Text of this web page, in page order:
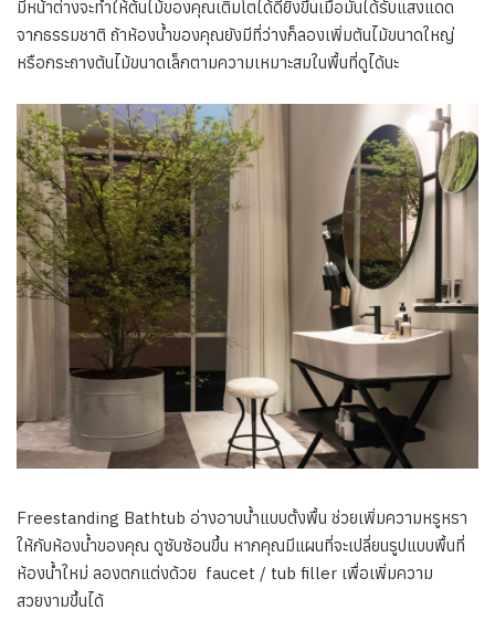
มีหน้าต่างจะทำให้ต้นไม้ของคุณเติมโตได้ดียิ่งขึ้นเมื่อมันได้รับแสงแดด
จากธรรมชาติ ถ้าห้องน้ำของคุณยังมีที่ว่างก็ลองเพิ่มต้นไม้ขนาดใหญ่
หรือกระถางต้นไม้ขนาดเล็กตามความเหมาะสมในพื้นที่ดูได้นะ
Freestanding Bathtub อ่างอาบน้ำแบบตั้งพื้น ช่วยเพิ่มความหรูหรา
ให้กับห้องน้ำของคุณ ดูซับซ้อนขึ้น หากคุณมีแผนที่จะเปลี่ยนรูปแบบพื้นที่
ห้องน้ำใหม่ ลองตกแต่งด้วย faucet / tub filler เพื่อเพิ่มความ
สวยงามขึ้นได้